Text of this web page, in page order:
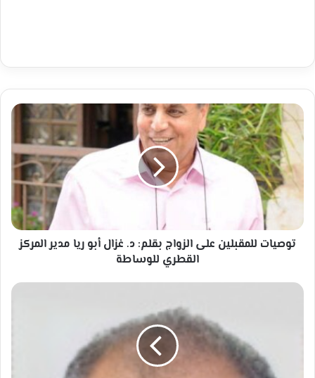
توصيات
للمقبلين
على
الزواج
بقلم:
غزال
ريا
مدير
للوساطة
توصيات للمقبلين على الزواج بقلم: د. غزال أبو ريا مدير المركز
القطري للوساطة
المنافقون